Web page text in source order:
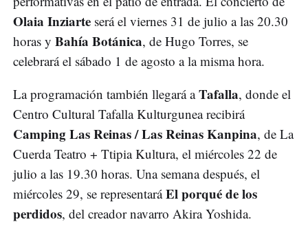
Olaia Inziarte será el viernes 31 de julio a las 20.30
horas y Bahía Botánica, de Hugo Torres, se
celebrará el sábado 1 de agosto a la misma hora.
La programación también llegará aTafalla, donde el
Centro Cultural Tafalla Kulturgunea recibirá
Camping Las Reinas / Las Reinas Kanpina, de La
Cuerda Teatro + Ttipia Kultura, el miércoles 22 de
julio a las 19.30 horas. Una semana después, el
miércoles 29, se representaráEl porqué de los
perdidos, del creador navarro Akira Yoshida.